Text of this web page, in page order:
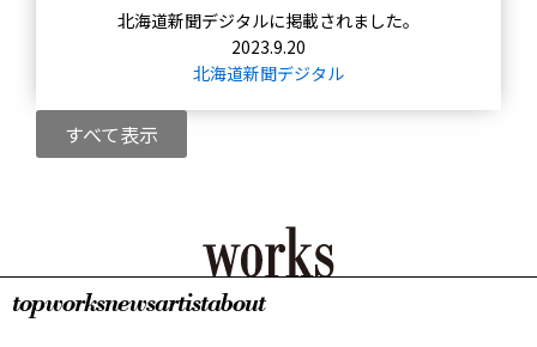
北海道新聞デジタルに掲載されました。
2023.9.20
北海道新聞デジタル
すべて表示
topworksnewsartistabout